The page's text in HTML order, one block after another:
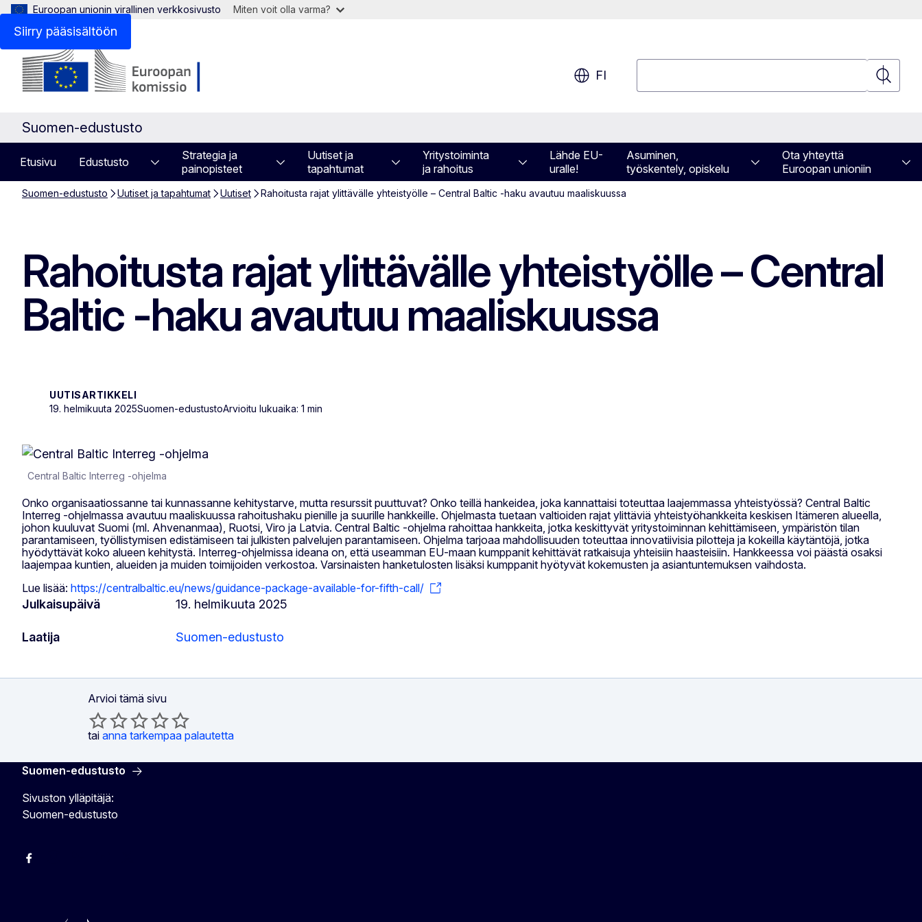
Siirry pääsisältöön
Euroopan unionin virallinen verkkosivusto Miten voit olla varma?
FI
Hae
Suomen-edustusto
Etusivu Edustusto
Strategia ja
painopisteet
Uutiset ja
tapahtumat
Yritystoiminta
ja rahoitus
Lähde EU-
uralle!
Asuminen,
työskentely, opiskelu
Ota yhteyttä
Euroopan unioniin
Suomen-edustusto Uutiset ja tapahtumat Uutiset Rahoitusta rajat ylittävälle yhteistyölle – Central Baltic -haku avautuu maaliskuussa
Rahoitusta rajat ylittävälle yhteistyölle – Central
Baltic -haku avautuu maaliskuussa
UUTISARTIKKELI
19. helmikuuta 2025Suomen-edustustoArvioitu lukuaika: 1 min
Central Baltic Interreg -ohjelma
Onko organisaatiossanne tai kunnassanne kehitystarve, mutta resurssit puuttuvat? Onko teillä hankeidea, joka kannattaisi toteuttaa laajemmassa yhteistyössä? Central Baltic
Interreg -ohjelmassa avautuu maaliskuussa rahoitushaku pienille ja suurille hankkeille. Ohjelmasta tuetaan valtioiden rajat ylittäviä yhteistyöhankkeita keskisen Itämeren alueella,
johon kuuluvat Suomi (ml. Ahvenanmaa), Ruotsi, Viro ja Latvia. Central Baltic -ohjelma rahoittaa hankkeita, jotka keskittyvät yritystoiminnan kehittämiseen, ympäristön tilan
parantamiseen, työllistymisen edistämiseen tai julkisten palvelujen parantamiseen. Ohjelma tarjoaa mahdollisuuden toteuttaa innovatiivisia pilotteja ja kokeilla käytäntöjä, jotka
hyödyttävät koko alueen kehitystä. Interreg-ohjelmissa ideana on, että useamman EU-maan kumppanit kehittävät ratkaisuja yhteisiin haasteisiin. Hankkeessa voi päästä osaksi
laajempaa kuntien, alueiden ja muiden toimijoiden verkostoa. Varsinaisten hanketulosten lisäksi kumppanit hyötyvät kokemusten ja asiantuntemuksen vaihdosta.
Lue lisää: https://centralbaltic.eu/news/guidance-package-available-for-fifth-call/
Julkaisupäivä 19. helmikuuta 2025
Laatija Suomen-edustusto
Arvioi tämä sivu
tai anna tarkempaa palautetta
Suomen-edustusto
Sivuston ylläpitäjä:
Suomen-edustusto
Facebook